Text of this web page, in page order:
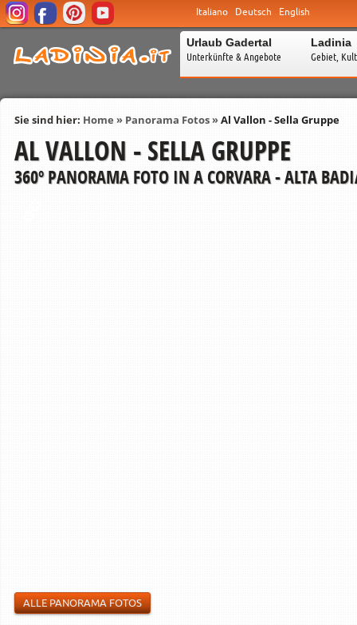
Italiano Deutsch English
Urlaub Gadertal
Unterkünfte & Angebote
Ladinia
Gebiet,
Sie sind hier: Home » Panorama Fotos»Al Vallon - Sella Gruppe
AL VALLON - SELLA GRUPPE
360º PANORAMA FOTO IN A CORVARA - ALTA
ALLE PANORAMA FOTOS